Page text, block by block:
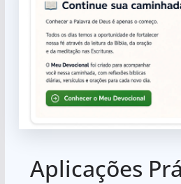
Aplicações